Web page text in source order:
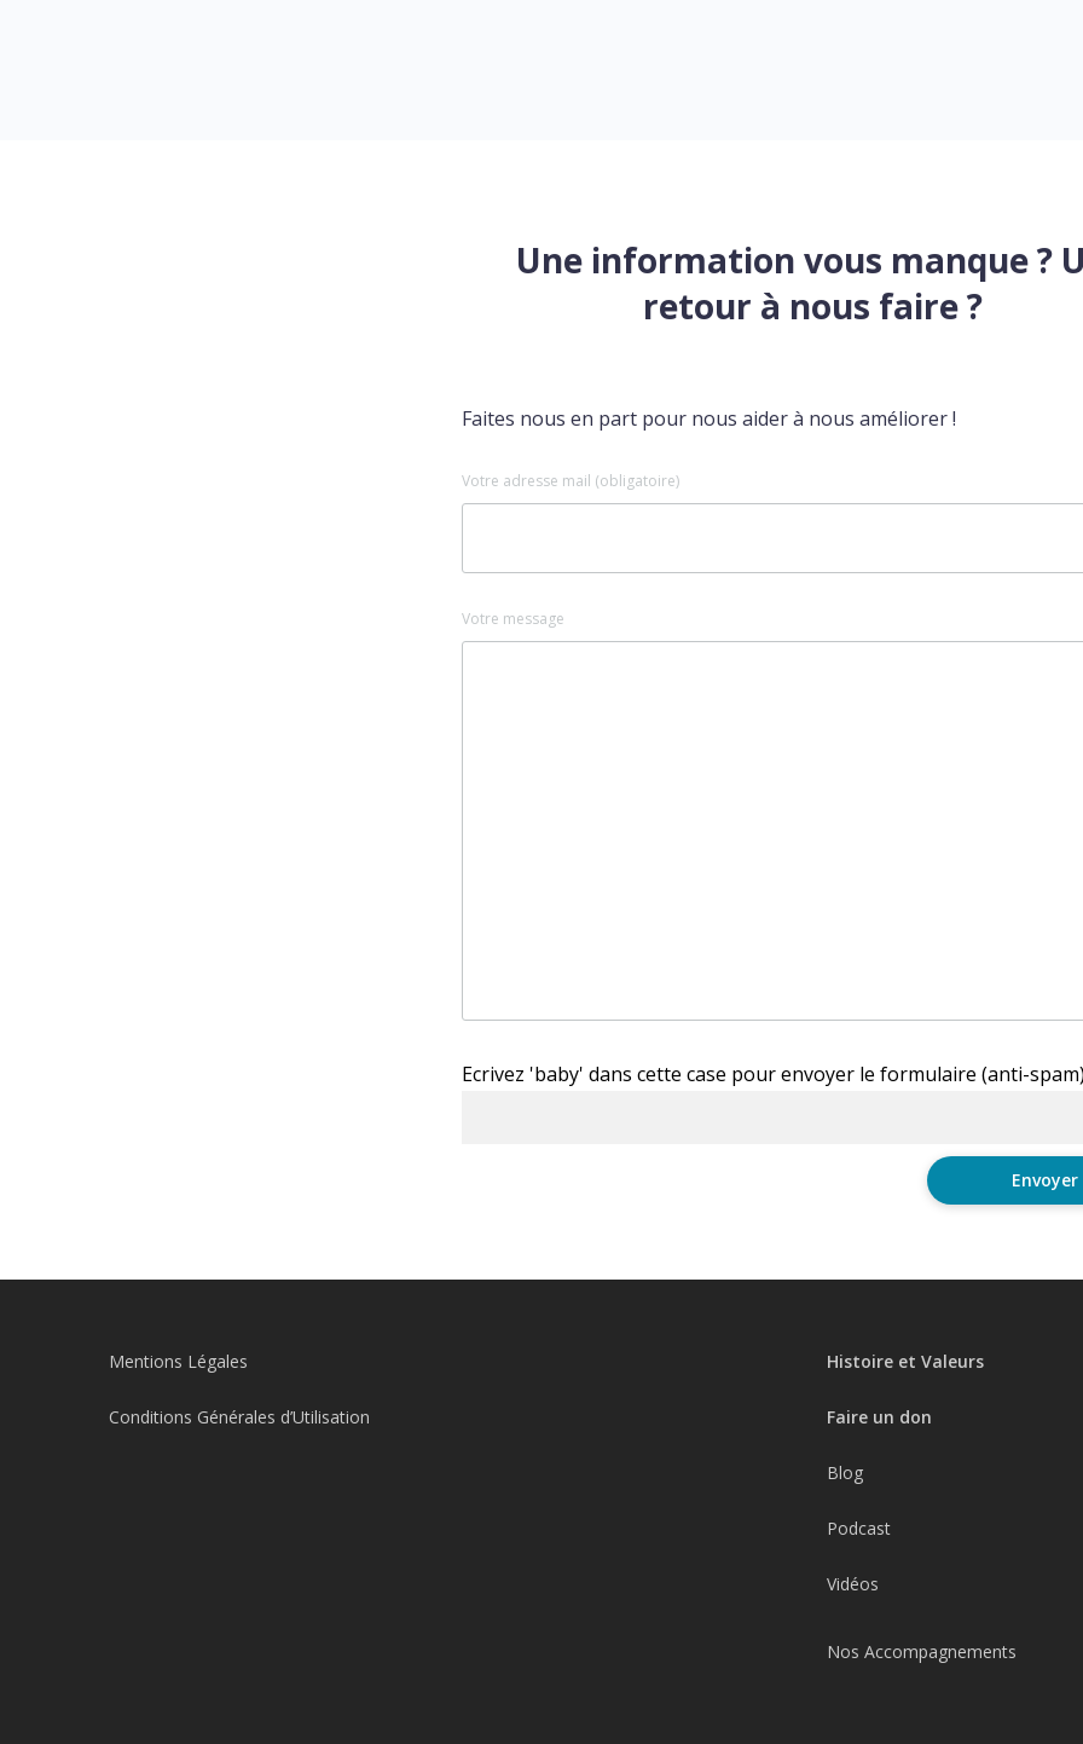
Une information vous manque ?
retour à nous faire ?
Faites nous en part pour nous aider à nous améliorer !
Votre adresse mail (obligatoire)
Votre message
Ecrivez 'baby' dans cette case pour envoyer le formulaire (anti-
Mentions Légales
Conditions Générales d’Utilisation
Histoire et Valeurs
Faire un don
Blog
Podcast
Vidéos
Nos Accompagnements